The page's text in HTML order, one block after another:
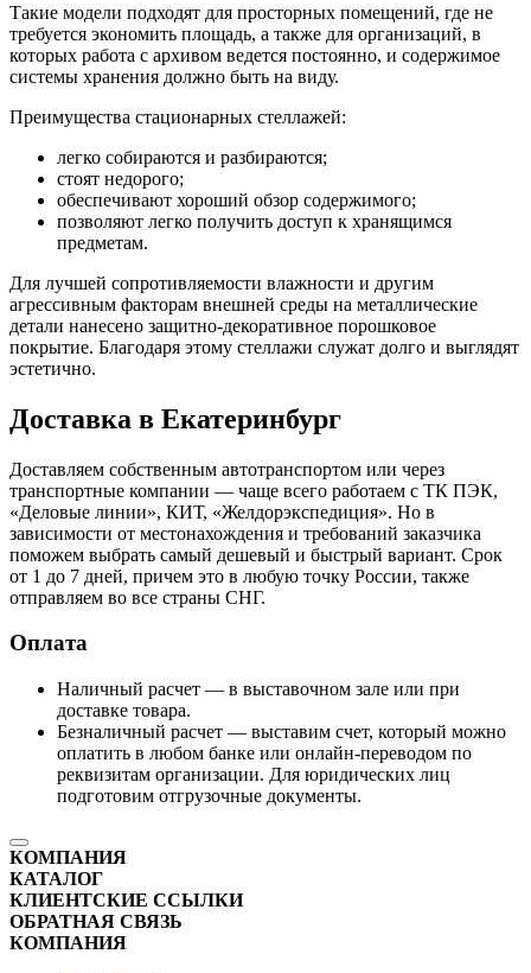
Такие модели подходят для просторных помещений, где не
требуется экономить площадь, а также для организаций, в
которых работа с архивом ведется постоянно, и содержимое
системы хранения должно быть на виду.
Преимущества стационарных стеллажей:
легко собираются и разбираются;
стоят недорого;
обеспечивают хороший обзор содержимого;
позволяют легко получить доступ к хранящимся
предметам.
Для лучшей сопротивляемости влажности и другим
агрессивным факторам внешней среды на металлические
детали нанесено защитно-декоративное порошковое
покрытие. Благодаря этому стеллажи служат долго и выглядят
эстетично.
Доставка в Екатеринбург
Доставляем собственным автотранспортом или через
транспортные компании — чаще всего работаем с ТК ПЭК,
«Деловые линии», КИТ, «Желдорэкспедиция». Но в
зависимости от местонахождения и требований заказчика
поможем выбрать самый дешевый и быстрый вариант. Срок
от 1 до 7 дней, причем это в любую точку России, также
отправляем во все страны СНГ.
Оплата
Наличный расчет — в выставочном зале или при
доставке товара.
Безналичный расчет — выставим счет, который можно
оплатить в любом банке или онлайн-переводом по
реквизитам организации. Для юридических лиц
подготовим отгрузочные документы.
КОМПАНИЯ
КАТАЛОГ
КЛИЕНТСКИЕ ССЫЛКИ
ОБРАТНАЯ СВЯЗЬ
КОМПАНИЯ